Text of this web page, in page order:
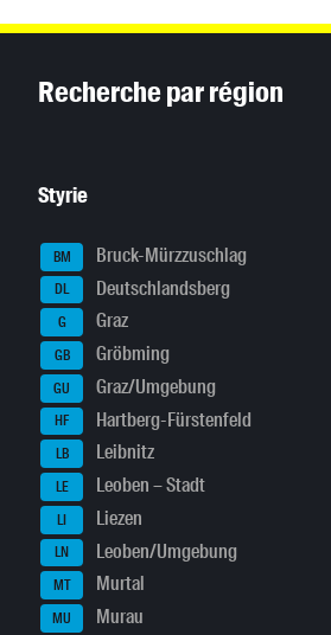
Recherche par région
Styrie
BM Bruck-Mürzzuschlag
DL Deutschlandsberg
G Graz
GB Gröbming
GU Graz/Umgebung
HF Hartberg-Fürstenfeld
LB Leibnitz
LE Leoben – Stadt
LI Liezen
LN Leoben/Umgebung
MT Murtal
MU Murau